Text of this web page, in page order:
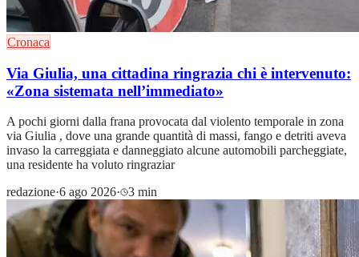
Cronaca
Via Giulia, una cittadina ringrazia chi è intervenuto:
«Zona sistemata nell’immediato»
A pochi giorni dalla frana provocata dal violento temporale in zona
via Giulia , dove una grande quantità di massi, fango e detriti aveva
invaso la carreggiata e danneggiato alcune automobili parcheggiate,
una residente ha voluto ringraziar
redazione·6 ago 2026· 3 min